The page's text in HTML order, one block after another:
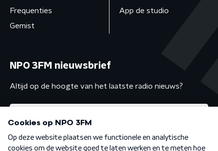
Frequenties
Gemist
App de studio
NPO 3FM nieuwsbrief
Altijd op de hoogte van het laatste radio nieuws?